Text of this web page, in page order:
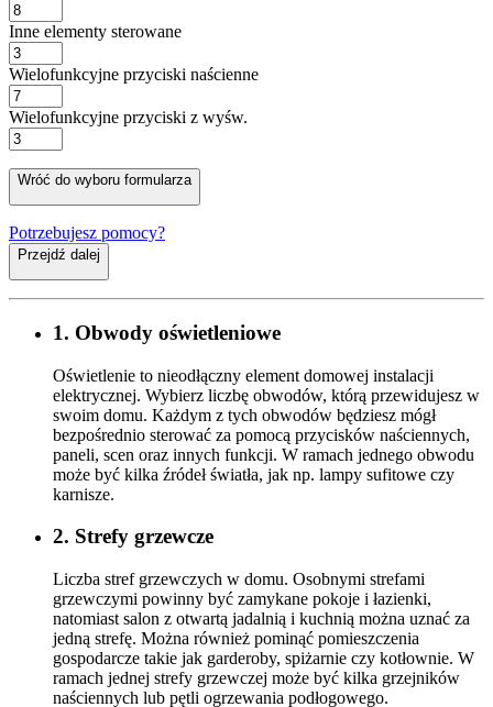
Inne elementy sterowane
Wielofunkcyjne przyciski naścienne
Wielofunkcyjne przyciski z wyśw.
Wróć do wyboru formularza
Potrzebujesz pomocy?
Przejdź dalej
1. Obwody oświetleniowe
Oświetlenie to nieodłączny element domowej instalacji
elektrycznej. Wybierz liczbę obwodów, którą przewidujesz w
swoim domu. Każdym z tych obwodów będziesz mógł
bezpośrednio sterować za pomocą przycisków naściennych,
paneli, scen oraz innych funkcji. W ramach jednego obwodu
może być kilka źródeł światła, jak np. lampy sufitowe czy
karnisze.
2. Strefy grzewcze
Liczba stref grzewczych w domu. Osobnymi strefami
grzewczymi powinny być zamykane pokoje i łazienki,
natomiast salon z otwartą jadalnią i kuchnią można uznać za
jedną strefę. Można również pominąć pomieszczenia
gospodarcze takie jak garderoby, spiżarnie czy kotłownie. W
ramach jednej strefy grzewczej może być kilka grzejników
naściennych lub pętli ogrzewania podłogowego.